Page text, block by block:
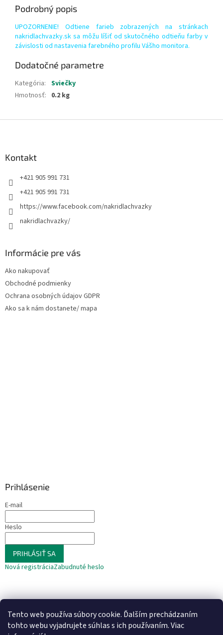
Tento web používa súbory cookie. Ďalším prechádzaním
tohto webu vyjadrujete súhlas s ich používaním. Viac
Podrobný popis
UPOZORNENIE! Odtiene farieb zobrazených na stránkach
nakridlachvazky.sk sa môžu líšiť od skutočného odtieňu farby v
závislosti od nastavenia farebného profilu Vášho monitora.
Dodatočné parametre
Kategória: Sviečky
Hmotnosť: 0.2 kg
Kontakt
+421 905 991 731
+421 905 991 731
https://www.facebook.com/nakridlachvazky
nakridlachvazky/
Informácie pre vás
Ako nakupovať
Obchodné podmienky
Ochrana osobných údajov GDPR
Ako sa k nám dostanete/ mapa
Prihlásenie
E-mail
Heslo
PRIHLÁSIŤ SA
Nová registráciaZabudnuté heslo